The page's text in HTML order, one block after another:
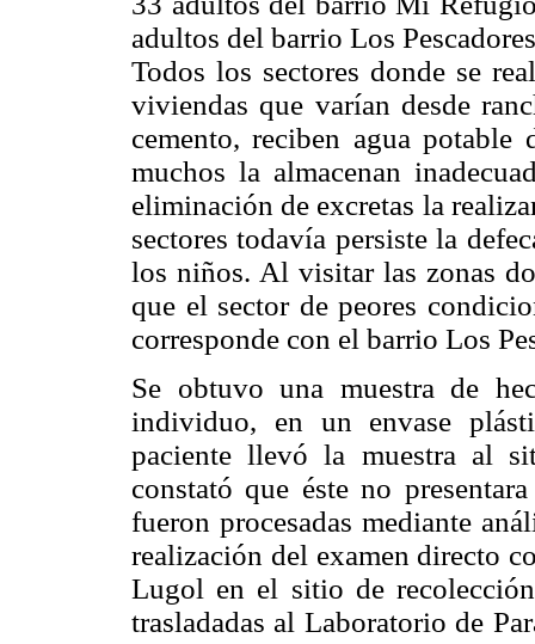
adultos del barrio Los
Todos los sectores donde se
viviendas que varían desde
cemento, reciben agua
muchos la almacenan
eliminación de excretas la
sectores todavía persiste la
los niños. Al visitar las zonas
que el sector de peores
corresponde con el barrio Los
Se obtuvo una muestra de
individuo, en un envase
paciente llevó la muestra al
constató que éste no
fueron procesadas mediante
realización del examen directo
Lugol en el sitio de
trasladadas al Laboratorio de